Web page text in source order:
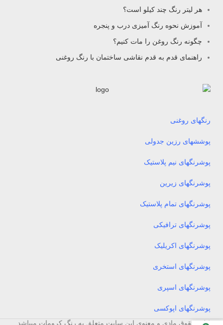
هر لیتر رنگ چند کیلو است؟
آموزش نحوه رنگ آمیزی درب و پنجره
چگونه رنگ روغن را مات کنیم؟
راهنمای قدم به قدم نقاشی ساختمان با رنگ روغنی
رنگهای روغنی
پوششهای رزین جدولی
پوشرنگهای نیم پلاستیک
پوشرنگهای زیرین
پوشرنگهای تمام پلاستیک
پوشرنگهای ترافیکی
پوشرنگهای اکریلیک
پوشرنگهای استخری
پوشرنگهای اسپری
پوشرنگهای اپوکسی
کلیه حقوق مادی و معنوی این سایت متعلق به رنگ کرومات میباشد .